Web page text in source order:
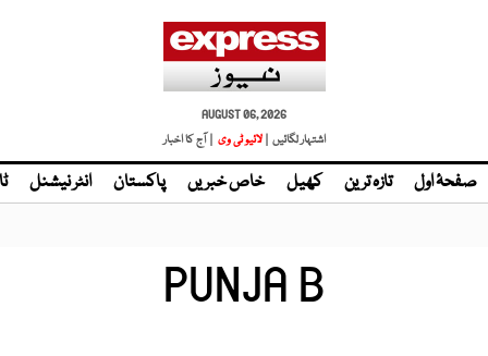
AUGUST 06, 2026
اشتہار لگائیں |
| آج کا اخبار
صفحۂ اول تازہ ترین کھیل خاص خبریں پاکستان انٹر نیشنل
PUNJA B